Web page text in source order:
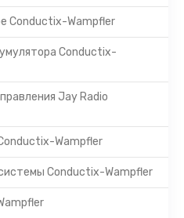
Conductix-Wampfler
Conductix-
Jay Radio
Wampfler
Conductix-Wampfler